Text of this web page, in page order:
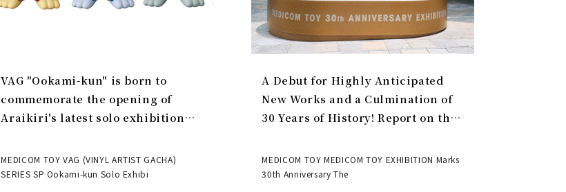
VAG "Ookami-kun" is born to
commemorate the opening of
Araikiri's latest solo exhibition
MEDICOM TOY VAG (VINYL ARTIST GACHA)
SERIES SP Ookami-kun Solo Exhibi
A Debut for Highly Anticipated
New Works and a Culmination of
30 Years of History! Report on the
EXHIBITION | MEDICOM TOY
MEDICOM TOY MEDICOM TOY EXHIBITION Marks
30th Anniversary The